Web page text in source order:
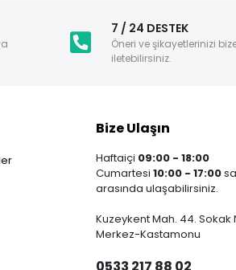
7 / 24 DESTEK
Öneri ve şikayetlerinizi
iletebilirsiniz.
Bize Ulaşın
Haftaiçi 09:00 - 18:00
Cumartesi 10:00 - 17:00
arasında ulaşabilirsiniz.
Kuzeykent Mah. 44. Sokak
Merkez-Kastamonu